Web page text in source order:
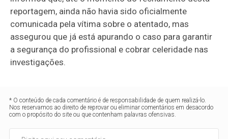
reportagem, ainda não havia sido oficialmente
comunicada pela vítima sobre o atentado, mas
assegurou que já está apurando o caso para garantir
a segurança do profissional e cobrar celeridade nas
investigações.
* O conteúdo de cada comentário é de responsabilidade de quem realizá-lo.
Nos reservamos ao direito de reprovar ou eliminar comentários em desacordo
com o propósito do site ou que contenham palavras ofensivas.